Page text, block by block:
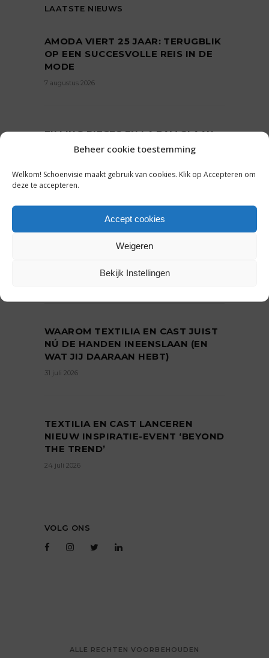
Beheer cookie toestemming
Welkom! Schoenvisie maakt gebruik van cookies. Klik op Accepteren om
deze te accepteren.
Accept cookies
Weigeren
Bekijk Instellingen
LAATSTE NIEUWS
AMODA VIERT 25 JAAR: TERUGBLIK
OP EEN SUCCESVOLLE REIS IN DE
MODE
7 augustus 2026
FILLING PIECES EN LA FAM SLAAN
HANDEN INEEN MET LIMITED-
7 augustus 2026
GENOMINEERDEN ABN AMRO
BEKEND: WIE PAKT DE MODE- EN
WAAROM TEXTILIA EN CAST JUIST
NÚ DE HANDEN INEENSLAAN (EN
WAT JIJ DAARAAN HEBT)
31 juli 2026
TEXTILIA EN CAST LANCEREN
NIEUW INSPIRATIE-EVENT ‘BEYOND
THE TREND’
24 juli 2026
VOLG ONS
ALLE RECHTEN VOORBEHOUDEN